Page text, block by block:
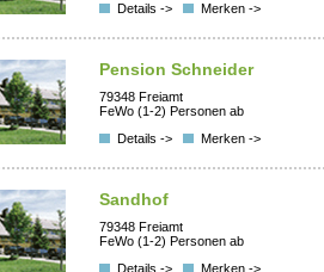
Details ->
Merken ->
Pension Schneider
79348 Freiamt
FeWo (1-2) Personen ab
Details ->
Merken ->
Sandhof
79348 Freiamt
FeWo (1-2) Personen ab
Details ->
Merken ->